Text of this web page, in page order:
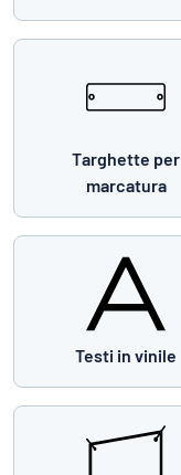
Targhette per
marcatura
Testi in vinile